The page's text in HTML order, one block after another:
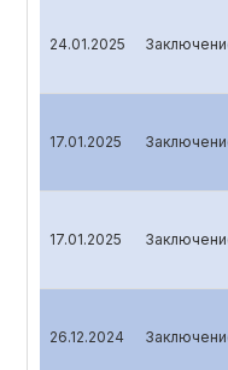
24.01.2025
17.01.2025
17.01.2025
26.12.2024